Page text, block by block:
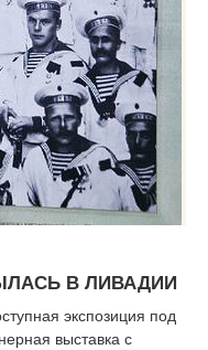
В ЛИВАДИИ
экспозиция под
выставка с